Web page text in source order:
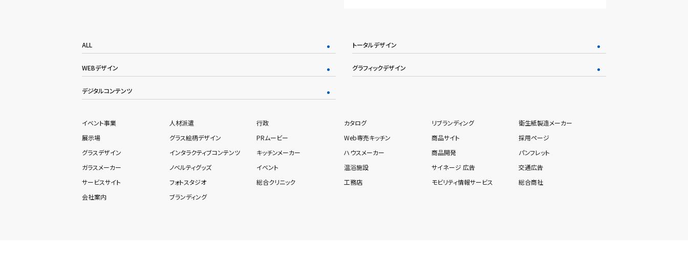
ALL トータルデザイン
WEBデザイン グラフィックデザイン
デジタルコンテンツ
イベント事業 人材派遣 行政 カタログ リブランディング
衛生紙製造メーカー
展示場
グラス絵柄デザイン PRムービー Web専売キッチン 商品サイト
採用ページ
グラスデザイン
インタラクティブコンテンツ キッチンメーカー ハウスメーカー 商品開発
パンフレット
ガラスメーカー
ノベルティグッズ イベント 温浴施設 サイネージ 広告
交通広告
サービスサイト
フォトスタジオ 総合クリニック 工務店 モビリティ情報サービス
総合商社
会社案内
ブランディング